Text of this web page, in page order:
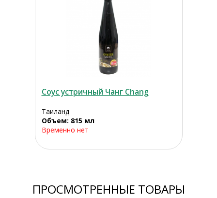
Соус устричный Чанг Chang
Таиланд
Объем: 815 мл
Временно нет
ПРОСМОТРЕННЫЕ ТОВАРЫ